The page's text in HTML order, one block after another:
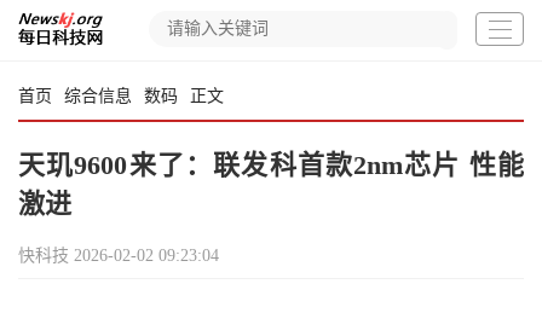
首页 综合信息 数码 正文
天玑9600来了：联发科首款2nm芯片 性能
激进
快科技 2026-02-02 09:23:04